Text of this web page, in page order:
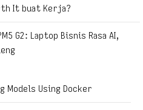
It buat Kerja?
G2: Laptop Bisnis Rasa AI,
Models Using Docker